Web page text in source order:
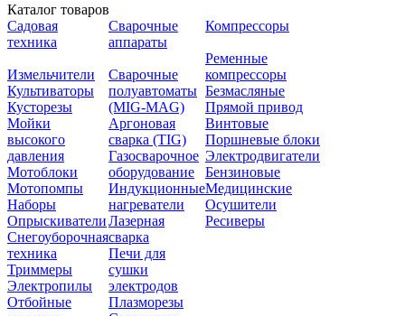
Каталог товаров
Садовая
техника
Измельчители
Культиваторы
Кусторезы
Мойки
высокого
давления
Мотоблоки
Мотопомпы
Наборы
Опрыскиватели
Снегоуборочная
техника
Триммеры
Электропилы
Отбойные
Сварочные
аппараты
Сварочные
полуавтоматы
(MIG-MAG)
Аргоновая
сварка (TIG)
Газосварочное
оборудование
Индукционные
нагреватели
Лазерная
сварка
Печи для
сушки
электродов
Плазморезы
Компрессоры
Ременные
компрессоры
Безмасляные
Прямой привод
Винтовые
Поршневые блоки
Электродвигатели
Бензиновые
Медицинские
Осушители
Ресиверы